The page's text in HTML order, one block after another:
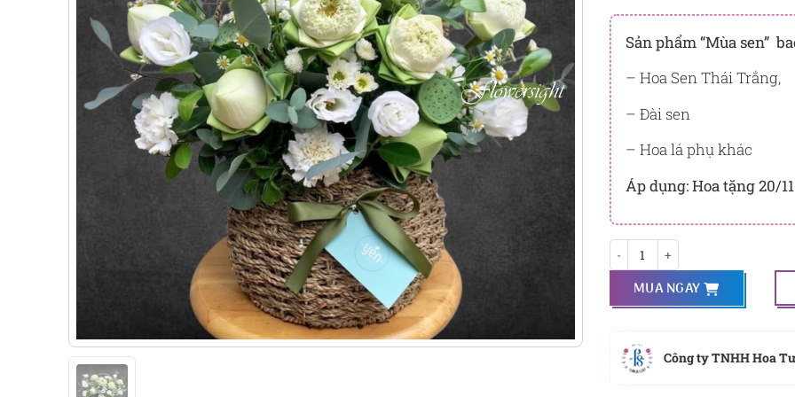
Đây là số PointSight ước
tương ứng với quyền lợi
PointSight có giá trị dùng
Flowersight.
Đăng nhậphoặc
Sản phẩm “Mùa sen”
– Hoa Sen Thái Trắng,
– Đài sen
– Hoa lá phụ khác
Áp dụng:Hoa tặng 20/
MUA NGAY
Công ty TNHH Hoa